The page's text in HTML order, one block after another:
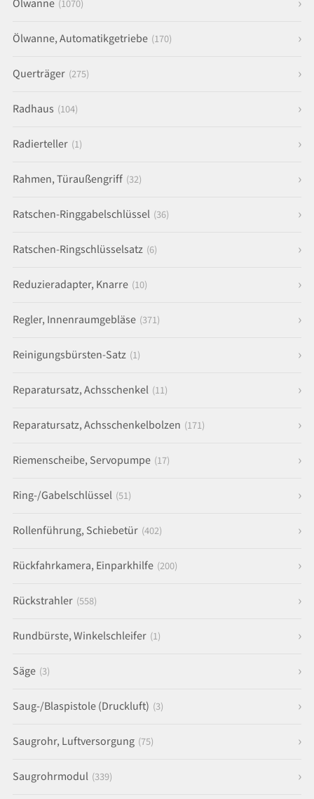
Ölwanne (1070)
Ölwanne, Automatikgetriebe (170)
Querträger (275)
Radhaus (104)
Radierteller (1)
Rahmen, Türaußengriff (32)
Ratschen-Ringgabelschlüssel (36)
Ratschen-Ringschlüsselsatz (6)
Reduzieradapter, Knarre (10)
Regler, Innenraumgebläse (371)
Reinigungsbürsten-Satz (1)
Reparatursatz, Achsschenkel (11)
Reparatursatz, Achsschenkelbolzen (171)
Riemenscheibe, Servopumpe (17)
Ring-/Gabelschlüssel (51)
Rollenführung, Schiebetür (402)
Rückfahrkamera, Einparkhilfe (200)
Rückstrahler (558)
Rundbürste, Winkelschleifer (1)
Säge (3)
Saug-/Blaspistole (Druckluft) (3)
Saugrohr, Luftversorgung (75)
Saugrohrmodul (339)